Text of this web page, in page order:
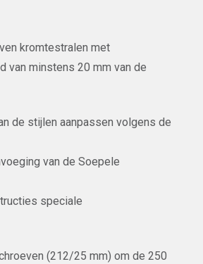
kromtestralen met
van minstens 20 mm van de
de stijlen aanpassen volgens de
van de Soepele
speciale
(212/25 mm) om de 250